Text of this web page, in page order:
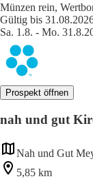
Münzen rein,
Gültig bis
Sa. 1.8. - Mo.
Prospekt öffnen
nah und gut
Nah und Gut
5,85 km